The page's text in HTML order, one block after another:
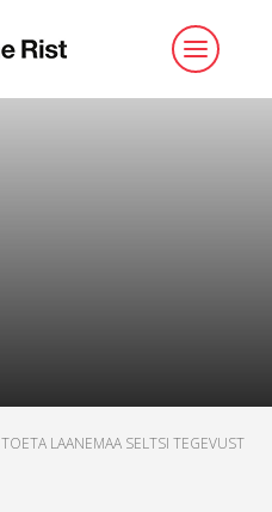
TOETA LAANEMAA SELTSI TEGEVUST